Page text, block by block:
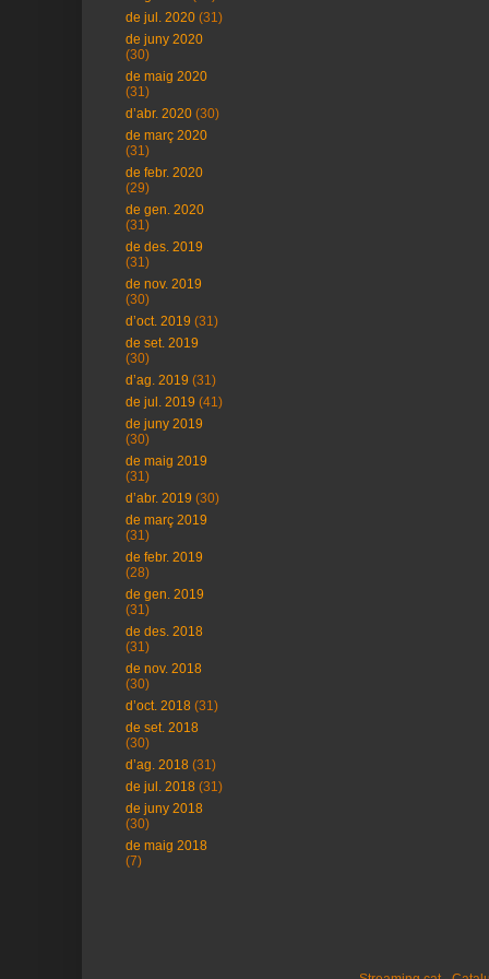
de jul. 2020 (31)
de juny 2020
(30)
de maig 2020
(31)
d’abr. 2020 (30)
de març 2020
(31)
de febr. 2020
(29)
de gen. 2020
(31)
de des. 2019
(31)
de nov. 2019
(30)
d’oct. 2019 (31)
de set. 2019
(30)
d’ag. 2019 (31)
de jul. 2019 (41)
de juny 2019
(30)
de maig 2019
(31)
d’abr. 2019 (30)
de març 2019
(31)
de febr. 2019
(28)
de gen. 2019
(31)
de des. 2018
(31)
de nov. 2018
(30)
d’oct. 2018 (31)
de set. 2018
(30)
d’ag. 2018 (31)
de jul. 2018 (31)
de juny 2018
(30)
de maig 2018
(7)